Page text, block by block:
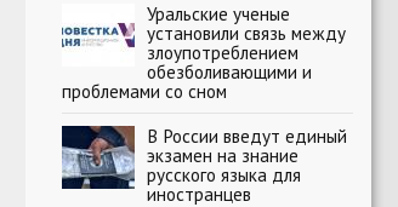
Уральские ученые
установили связь между
злоупотреблением
обезболивающими и
проблемами со сном
В России введут единый
экзамен на знание
русского языка для
иностранцев